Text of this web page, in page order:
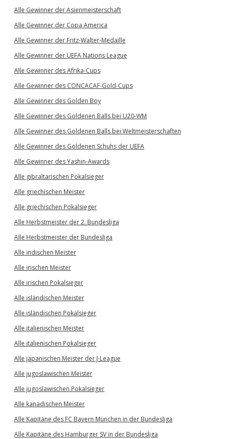
Alle Gewinner der Asienmeisterschaft
Alle Gewinner der Copa America
Alle Gewinner der Fritz-Walter-Medaille
Alle Gewinner der UEFA Nations League
Alle Gewinner des Afrika-Cups
Alle Gewinner des CONCACAF-Gold-Cups
Alle Gewinner des Golden Boy
Alle Gewinner des Goldenen Balls bei U20-WM
Alle Gewinner des Goldenen Balls bei Weltmeisterschaften
Alle Gewinner des Goldenen Schuhs der UEFA
Alle Gewinner des Yashin-Awards
Alle gibraltarischen Pokalsieger
Alle griechischen Meister
Alle griechischen Pokalsieger
Alle Herbstmeister der 2. Bundesliga
Alle Herbstmeister der Bundesliga
Alle indischen Meister
Alle irischen Meister
Alle irischen Pokalsieger
Alle isländischen Meister
Alle isländischen Pokalsieger
Alle italienischen Meister
Alle italienischen Pokalsieger
Alle japanischen Meister der J-League
Alle jugoslawischen Meister
Alle jugoslawischen Pokalsieger
Alle kanadischen Meister
Alle Kapitäne des FC Bayern München in der Bundesliga
Alle Kapitäne des Hamburger SV in der Bundesliga